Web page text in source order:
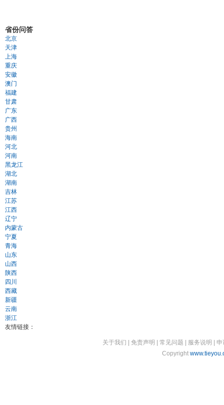
省份问答
北京
天津
上海
重庆
安徽
澳门
福建
甘肃
广东
广西
贵州
海南
河北
河南
黑龙江
湖北
湖南
吉林
江苏
江西
辽宁
内蒙古
宁夏
青海
山东
山西
陕西
四川
西藏
新疆
云南
浙江
友情链接：
关于我们 免责声明 常见问题 服务说明
申
Copyright